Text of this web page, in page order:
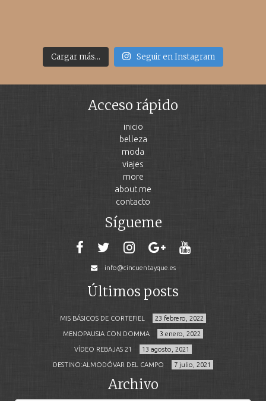
Cargar más... Seguir en Instagram
Acceso rápido
inicio
belleza
moda
viajes
more
about me
contacto
Sígueme
info@cincuentayque.es
Últimos posts
MIS BÁSICOS DE CORTEFIEL 23 febrero, 2022
MENOPAUSIA CON DOMMA 3 enero, 2022
VÍDEO REBAJAS 21 13 agosto, 2021
DESTINO:ALMODÓVAR DEL CAMPO 7 julio, 2021
Archivo